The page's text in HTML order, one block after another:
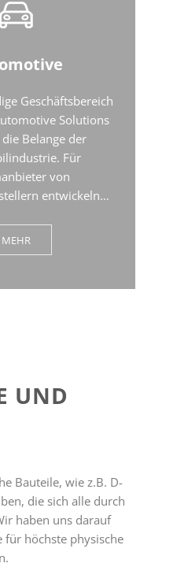
Geschäftsbereich
Solutions
Belange der
Für
von
entwickeln…
MEHR
UND
Bauteile, wie z.B. D-
die sich alle durch
haben uns darauf
höchste physische